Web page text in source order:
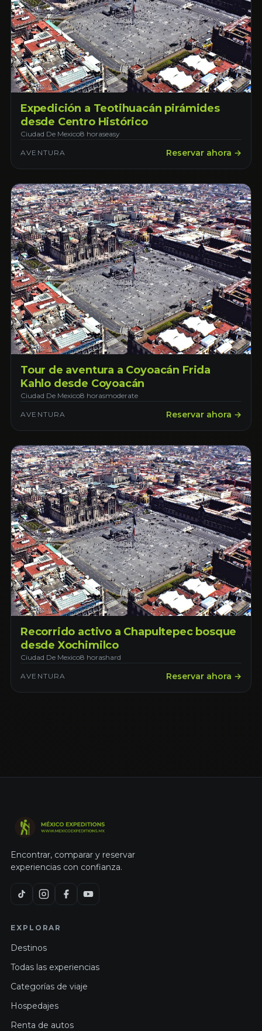
Expedición a Teotihuacán pirámides
desde Centro Histórico
Ciudad De Mexico8 horaseasy
AVENTURA Reservar ahora →
Tour de aventura a Coyoacán Frida
Kahlo desde Coyoacán
Ciudad De Mexico8 horasmoderate
AVENTURA Reservar ahora →
Recorrido activo a Chapultepec bosque
desde Xochimilco
Ciudad De Mexico8 horashard
AVENTURA Reservar ahora →
Encontrar, comparar y reservar
experiencias con confianza.
EXPLORAR
Destinos
Todas las experiencias
Categorías de viaje
Hospedajes
Renta de autos